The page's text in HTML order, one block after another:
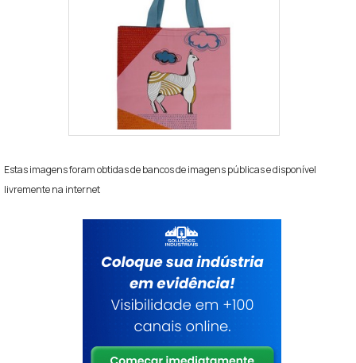
Estas imagens foram obtidas de bancos de imagens públicas e disponível
livremente na internet